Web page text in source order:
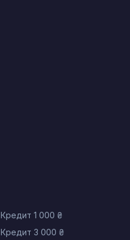
Кредит 1 000 ₴
Кредит 3 000 ₴